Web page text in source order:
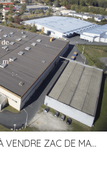
BÂTIMENT INDUSTRIEL DE 15091 M² À VENDRE ZAC DE MADRAZÈS À SARLAT (24)